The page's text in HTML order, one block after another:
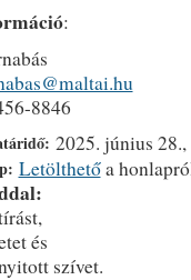
:
8846
2025. június
Letölthetőa
és
szívet.